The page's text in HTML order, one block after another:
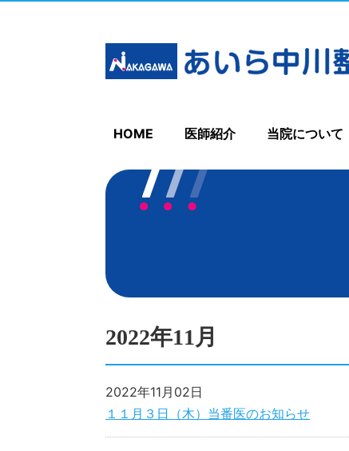
HOME 医師紹介 当院について
2022年11月
１１月３日（木）当番医のお知らせ
2022年11月02日